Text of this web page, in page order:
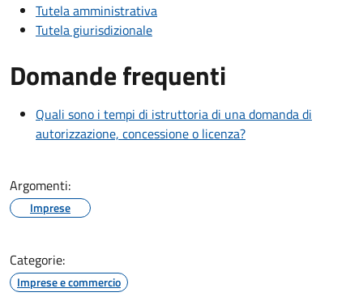
Tutela amministrativa
Tutela giurisdizionale
Domande frequenti
Quali sono i tempi di istruttoria di una domanda di
autorizzazione, concessione o licenza?
Argomenti:
Imprese
Categorie:
Imprese e commercio